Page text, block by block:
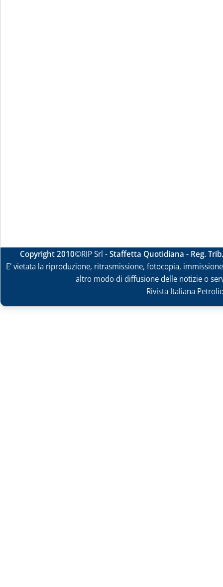
Copyright 2010©RIP Srl -Staffetta Quotidiana - Reg.
E' vietata la riproduzione, ritrasmissione, fotocopia,
altro modo di diffusione delle notizie o
Rivista Italiana